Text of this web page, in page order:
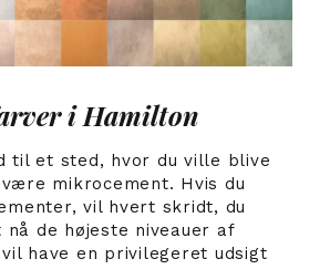
i Hamilton
til et sted, hvor du ville blive
mikrocement. Hvis du
vil hvert skridt, du
nå de højeste niveauer af
vil have en privilegeret udsigt